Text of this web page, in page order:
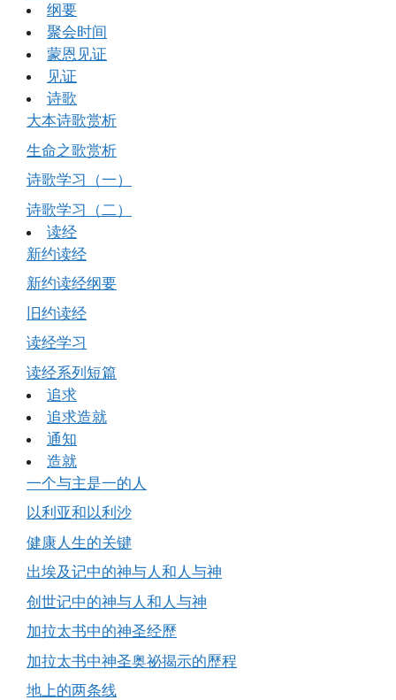
纲要
聚会时间
蒙恩见证
见证
诗歌
大本诗歌赏析
生命之歌赏析
诗歌学习（一）
诗歌学习（二）
读经
新约读经
新约读经纲要
旧约读经
读经学习
读经系列短篇
追求
追求造就
通知
造就
一个与主是一的人
以利亚和以利沙
健康人生的关键
出埃及记中的神与人和人与神
创世记中的神与人和人与神
加拉太书中的神圣经歷
加拉太书中神圣奥祕揭示的歷程
地上的两条线